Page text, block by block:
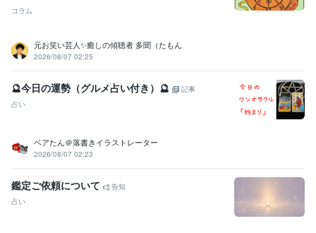
コラム
元お笑い芸人✨癒しの傾聴者 多聞（たもん
2026/08/07 02:25
🔮今日の運勢（グルメ占い付き）🔮
記事
占い
ベアたん＠落書きイラストレーター
2026/08/07 02:23
鑑定ご依頼について
告知
占い